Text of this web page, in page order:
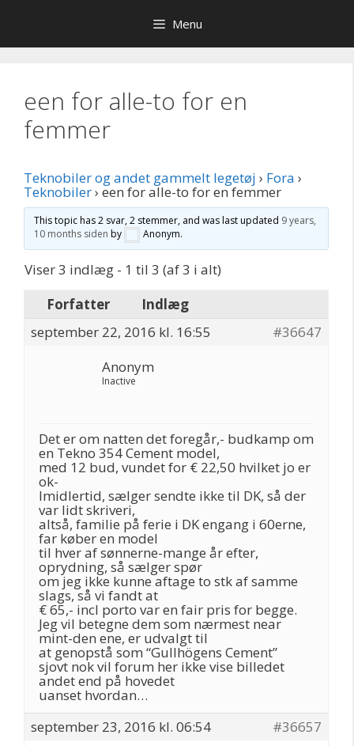
indhold
Menu
een for alle-to for en
femmer
Teknobiler og andet gammelt legetøj › Fora ›
Teknobiler› een for alle-to for en femmer
This topic has 2 svar, 2 stemmer, and was last updated 9 years,
10 months siden by Anonym.
Viser 3 indlæg - 1 til 3 (af 3 i alt)
Forfatter
Indlæg
september 22, 2016 kl. 16:55
#36647
Anonym
Inactive
Det er om natten det foregår,- budkamp om
en Tekno 354 Cement model,
med 12 bud, vundet for € 22,50 hvilket jo er
ok-
Imidlertid, sælger sendte ikke til DK, så der
var lidt skriveri,
altså, familie på ferie i DK engang i 60erne,
far køber en model
til hver af sønnerne-mange år efter,
oprydning, så sælger spør
om jeg ikke kunne aftage to stk af samme
slags, så vi fandt at
€ 65,- incl porto var en fair pris for begge.
Jeg vil betegne dem som nærmest near
mint-den ene, er udvalgt til
at genopstå som “Gullhögens Cement”
sjovt nok vil forum her ikke vise billedet
andet end på hovedet
uanset hvordan…
september 23, 2016 kl. 06:54
#36657